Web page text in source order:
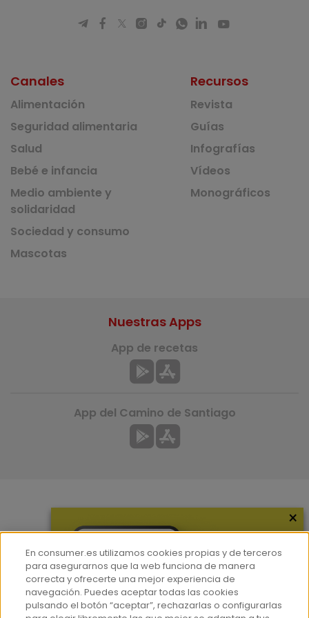
Canales
Alimentación
Seguridad alimentaria
Salud
Bebé e infancia
Medio ambiente y
solidaridad
Sociedad y consumo
Mascotas
Recursos
Revista
Guías
Infografías
Vídeos
Monográficos
Hemeroteca
Contacto
Prensa
Nuestras Apps
App de recetas
App del Camino de Santiago
×
En consumer.es utilizamos cookies propias y de terceros
para asegurarnos que la web funciona de manera
correcta y ofrecerte una mejor experiencia de
navegación. Puedes aceptar todas las cookies
pulsando el botón “aceptar”, rechazarlas o configurarlas